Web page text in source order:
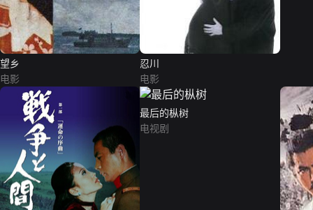
望乡
电影
忍川
电影
最后的枞树
电视剧